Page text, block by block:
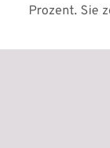
Prozent. Sie